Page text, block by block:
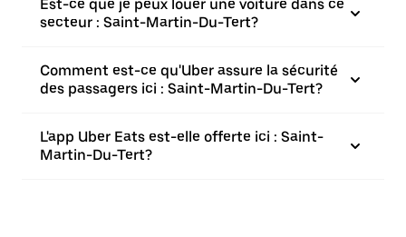
Est-ce que je peux louer une voiture dans ce
secteur : Saint-Martin-Du-Tert?
Comment est-ce qu'Uber assure la sécurité
des passagers ici : Saint-Martin-Du-Tert?
L'app Uber Eats est-elle offerte ici : Saint-
Martin-Du-Tert?